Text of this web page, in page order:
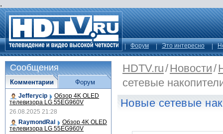
.
Форум Это интересно
HDTV.ru/Новости/
сетевые
Новые сетевые
Сообщения
Комментарии
Jefferycip Обзор 4K OLED
телевизора LG 55EG960V
26.08.2025 21:28
RaymondRal
Обзор 4K OLED
телевизора LG 55EG960V
Форум